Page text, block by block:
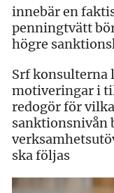
innebär en
penningtvätt
högre
Srf konsulterna
motiveringar i
redogör för
sanktionsnivån
ska följas